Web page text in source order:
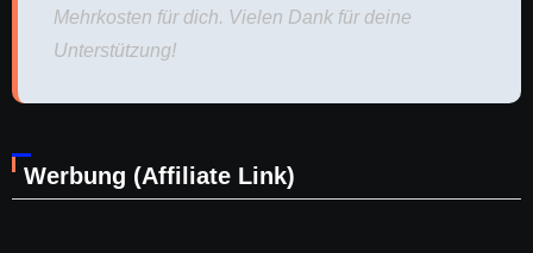
Mehrkosten für dich. Vielen Dank für deine
Unterstützung!
Werbung (Affiliate Link)